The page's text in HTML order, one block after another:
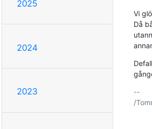
2025
2024
2023
Vi
Då
--
/